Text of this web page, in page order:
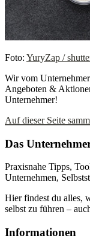
Foto: YuryZap /
Wir vom
Angeboten &
Unternehmer!
Auf dieser Seite
Das
Praxisnahe Tipps,
Unternehmen,
Hier findest du alles,
selbst zu führen –
Informationen